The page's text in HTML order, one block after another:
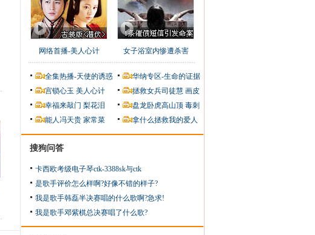
网络首播-美人心计 女子浴室内惨遭杀害
全集热播-天使的诱惑
华纳专区-生命的证据
宫锁心玉 美人心计 拯救女兵司徒慧 画皮
幸福来敲门 梨花泪 盘龙卧虎高山顶 毒刺
能人冯天贵 家常菜 拿什么拯救我的爱人
搜狗问答
卡西欧考级电子琴ctk-3388sk与ctk
是歌手评价怎么样啊?好像不错的样子?
我是歌手韩磊半决赛唱的什么歌啊?急求!
我是歌手邓紫棋总决赛唱了什么歌?